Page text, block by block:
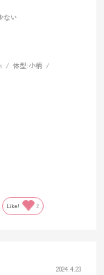
ない
体型:小柄
屈）
ごつすぎる（特
Like! 2
2024.4.23